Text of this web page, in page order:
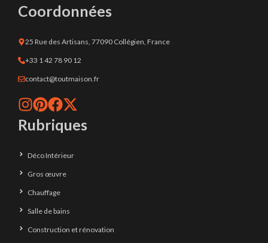
Coordonnées
25 Rue des Artisans, 77090 Collégien, France
+33 1 42 78 90 12
contact@toutmaison.fr
Rubriques
Déco Intérieur
Gros œuvre
Chauffage
Salle de bains
Construction et rénovation